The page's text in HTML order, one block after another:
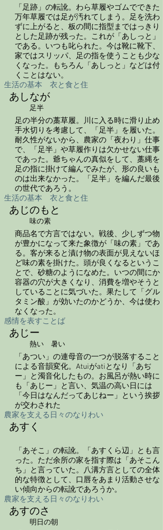
「足跡」の転訛。わら草履やゴムでできた
万年草履では足が汚れてしまう。足を洗わ
ずに上がると、板の間に指型まではっきり
とした足跡が残った。これが「あしっと」
である。いつも叱られた。今は靴に靴下、
家ではスリッパ、足の指を使うことも少な
くなった。もちろん「あしっと」などは付
くことはない。
生活の基本 衣と食と住
あしなが
足半
足の半分の藁草履。川に入る時に滑り止め
手水切りを考慮して、「足半」を履いた。
耐久性がないから、農家の「夜わり」仕事
で、「足半」や草履作りは欠かせない仕事
であった。爺ちゃんの真似をして、藁縄を
足の指に掛けて編んでみたが、形の良いも
のは出来なかった。「足半」を編んだ最後
の世代であろう。
生活の基本 衣と食と住
あじのもと
味の素
商品名で方言ではない。戦後、少しずつ物
が豊かになって来た象徴が「味の素」であ
る。客が来ると漬け物の表面が見えないほ
ど味の素を掛けた。頭が良くなるというこ
とで、砂糖のようになめた。いつの間にか
容器の穴が大きくなり、消費を増やそうと
していることに気づいた。果たして「グル
タミン酸」が効いたのかどうか、今は使わ
なくなった。
感情を表すことば
あじー
熱い 暑い
「あつい」の連母音の一つが脱落すること
による音韻変化。Atuiがatiとなり「あぢ
ー」と濁音化したもの。お風呂が熱い時に
も「あじー」と言い、気温の高い日には
「今日はなんだってあじねー」という挨拶
が交わされた
農家を支える日々のなりわい
あすく
「あそこ」の転訛。「あすくら辺」とも言
った。ただ余所の家を指す際は「あそこん
ち」と言っていた。八溝方言としての全体
的な特徴として、口唇をあまり活動させな
い傾向からの転訛であろうか。
農家を支える日々のなりわい
あすのさ
明日の朝